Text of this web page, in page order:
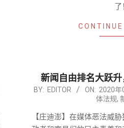
了
新闻自由排名大跃升
2020-
07
BY: EDITOR ON: 2020年
体法规,
【庄迪澎】在媒体恶法威